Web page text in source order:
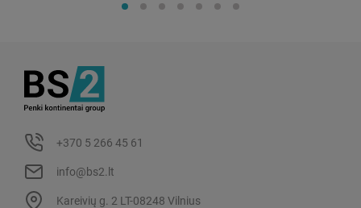
+370 5 266 45 61
info@bs2.lt
Kareivių g. 2 LT-08248 Vilnius